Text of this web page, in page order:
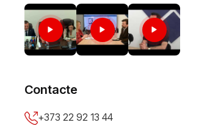
Contacte
+373 22 92 13 44
Doi decani ai
pentru